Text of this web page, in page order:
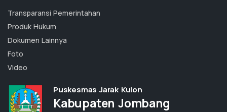
Transparansi Pemerintahan
Produk Hukum
Dokumen Lainnya
Foto
Video
Puskesmas Jarak Kulon
Kabupaten Jombang